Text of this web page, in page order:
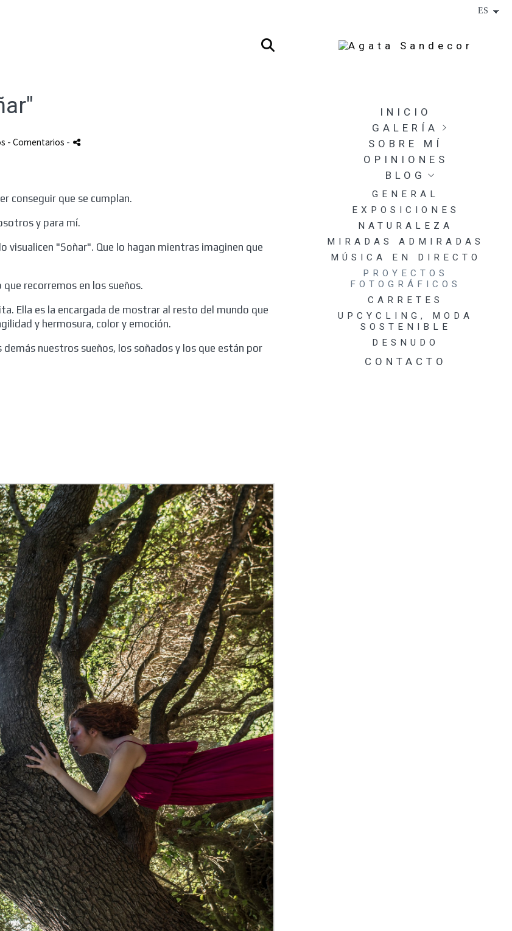
INICIO
GALERÍA
JEREZ POR ALEGRÍAS
2025
DESCARTES GLACIALES
DESCARTES GLACIALES
ANALÓGICOS
EL TIEMPO LO ENVUELVE
TODO
MUJER Y FLOR
LETARGO
TRABAJOS
AUDIOVISUALES DE
FOTOGRÁFICOS
SOBRE MÍ
OPINIONES
BLOG
GENERAL
EXPOSICIONES
NATURALEZA
MIRADAS ADMIRADAS
MÚSICA EN DIRECTO
PROYECTOS
FOTOGRÁFICOS
CARRETES
UPCYCLING, MODA
SOSTENIBLE
DESNUDO
CONTACTO
- Comentarios -
conseguir que se cumplan.
y para mí.
visualicen "Soñar". Que lo hagan mientras imaginen que
recorremos en los sueños.
Ella es la encargada de mostrar al resto del mundo que
y hermosura, color y emoción.
nuestros sueños, los soñados y los que están por